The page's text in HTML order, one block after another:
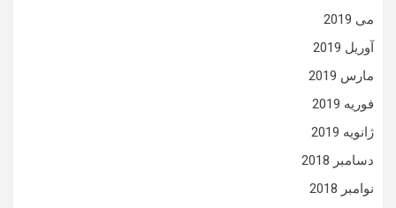
می 2019
آوریل 2019
مارس 2019
فوریه 2019
ژانویه 2019
دسامبر 2018
نوامبر 2018